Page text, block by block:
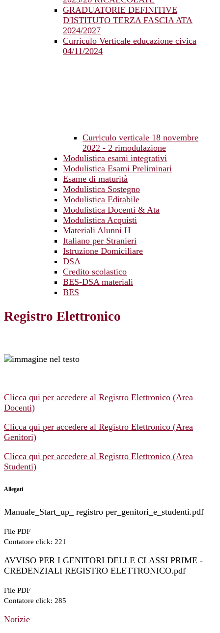
GRADUATORIE DEFINITIVE
D'ISTITUTO TERZA FASCIA ATA
2024/2027
Curriculo Verticale educazione civica
04/11/2024
Curriculo verticale 18 novembre
2022 - 2 rimodulazione
Modulistica esami integrativi
Modulistica Esami Preliminari
Esame di maturità
Modulistica Sostegno
Modulistica Editabile
Modulistica Docenti & Ata
Modulistica Acquisti
Materiali Alunni H
Italiano per Stranieri
Istruzione Domiciliare
DSA
Credito scolastico
BES-DSA materiali
BES
Registro Elettronico
Clicca qui per accedere al Registro Elettronico (Area
Docenti)
Clicca qui per accedere al Registro Elettronico (Area
Genitori)
Clicca qui per accedere al Registro Elettronico (Area
Studenti)
Allegati
Manuale_Start_up_ registro per_genitori_e_studenti.pdf
File PDF
Contatore click: 221
AVVISO PER I GENITORI DELLE CLASSI PRIME -
CREDENZIALI REGISTRO ELETTRONICO.pdf
File PDF
Contatore click: 285
Notizie